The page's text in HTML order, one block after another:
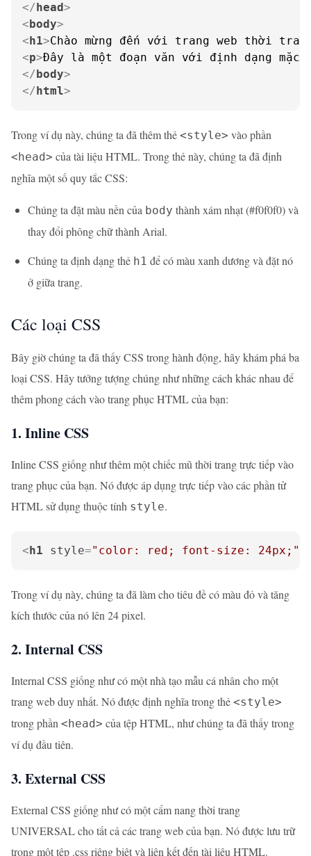
</head>
<body>
<h1>Chào mừng đến với trang web thời
<p>Đây là một đoạn văn với định dạng mặc
</body>
</html>
Trong ví dụ này, chúng ta đã thêm thẻ <style> vào phần
<head> của tài liệu HTML. Trong thẻ này, chúng ta đã định
nghĩa một số quy tắc CSS:
Chúng ta đặt màu nền của body thành xám nhạt (#f0f0f0) và
thay đổi phông chữ thành Arial.
Chúng ta định dạng thẻ h1 để có màu xanh dương và đặt nó
ở giữa trang.
Các loại CSS
Bây giờ chúng ta đã thấy CSS trong hành động, hãy khám phá ba
loại CSS. Hãy tưởng tượng chúng như những cách khác nhau để
thêm phong cách vào trang phục HTML của bạn:
1. Inline CSS
Inline CSS giống như thêm một chiếc mũ thời trang trực tiếp vào
trang phục của bạn. Nó được áp dụng trực tiếp vào các phần tử
HTML sử dụng thuộc tính style.
<h1 style="color: red; font-size: 24px;"
Trong ví dụ này, chúng ta đã làm cho tiêu đề có màu đỏ và tăng
kích thước của nó lên 24 pixel.
2. Internal CSS
Internal CSS giống như có một nhà tạo mẫu cá nhân cho một
trang web duy nhất. Nó được định nghĩa trong thẻ <style>
trong phần <head> của tệp HTML, như chúng ta đã thấy trong
ví dụ đầu tiên.
3. External CSS
External CSS giống như có một cẩm nang thời trang
UNIVERSAL cho tất cả các trang web của bạn. Nó được lưu trữ
trong một tệp .css riêng biệt và liên kết đến tài liệu HTML.